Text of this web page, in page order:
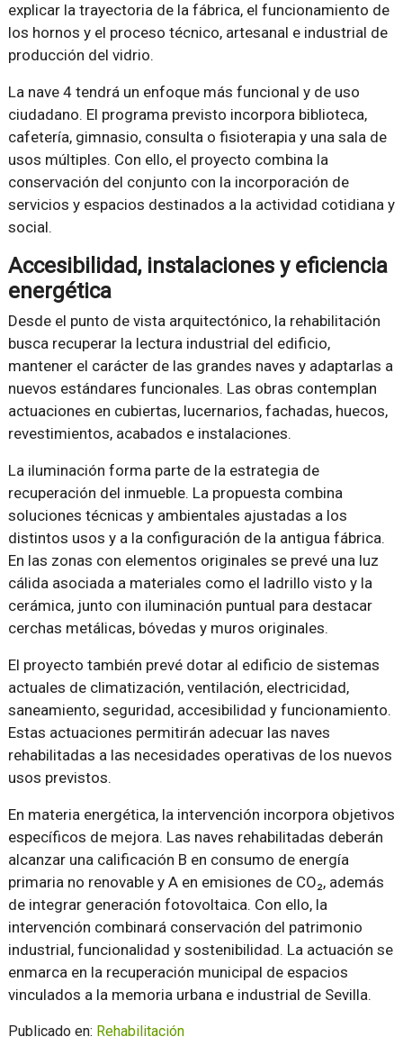
explicar la trayectoria de la fábrica, el funcionamiento de
los hornos y el proceso técnico, artesanal e industrial de
producción del vidrio.
La nave 4 tendrá un enfoque más funcional y de uso
ciudadano. El programa previsto incorpora biblioteca,
cafetería, gimnasio, consulta o fisioterapia y una sala de
usos múltiples. Con ello, el proyecto combina la
conservación del conjunto con la incorporación de
servicios y espacios destinados a la actividad cotidiana y
social.
Accesibilidad, instalaciones y eficiencia
energética
Desde el punto de vista arquitectónico, la rehabilitación
busca recuperar la lectura industrial del edificio,
mantener el carácter de las grandes naves y adaptarlas a
nuevos estándares funcionales. Las obras contemplan
actuaciones en cubiertas, lucernarios, fachadas, huecos,
revestimientos, acabados e instalaciones.
La iluminación forma parte de la estrategia de
recuperación del inmueble. La propuesta combina
soluciones técnicas y ambientales ajustadas a los
distintos usos y a la configuración de la antigua fábrica.
En las zonas con elementos originales se prevé una luz
cálida asociada a materiales como el ladrillo visto y la
cerámica, junto con iluminación puntual para destacar
cerchas metálicas, bóvedas y muros originales.
El proyecto también prevé dotar al edificio de sistemas
actuales de climatización, ventilación, electricidad,
saneamiento, seguridad, accesibilidad y funcionamiento.
Estas actuaciones permitirán adecuar las naves
rehabilitadas a las necesidades operativas de los nuevos
usos previstos.
En materia energética, la intervención incorpora objetivos
específicos de mejora. Las naves rehabilitadas deberán
alcanzar una calificación B en consumo de energía
primaria no renovable y A en emisiones de CO₂, además
de integrar generación fotovoltaica. Con ello, la
intervención combinará conservación del patrimonio
industrial, funcionalidad y sostenibilidad. La actuación se
enmarca en la recuperación municipal de espacios
vinculados a la memoria urbana e industrial de Sevilla.
Publicado en: Rehabilitación